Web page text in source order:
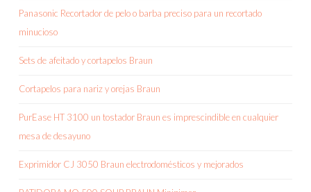
Panasonic Recortador de pelo o barba preciso para un recortado
minucioso
Sets de afeitado y cortapelos Braun
Cortapelos para nariz y orejas Braun
PurEase HT 3100 un tostador Braun es imprescindible en cualquier
mesa de desayuno
Exprimidor CJ 3050 Braun electrodomésticos y mejorados